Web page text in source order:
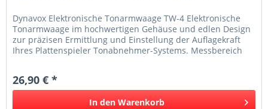
Dynavox Elektronische Tonarmwaage TW-4 Elektronische
Tonarmwaage im hochwertigen Gehäuse und edlen Design
zur präzisen Ermittlung und Einstellung der Auflagekraft
Ihres Plattenspieler Tonabnehmer-Systems. Messbereich
26,90 € *
In den Warenkorb